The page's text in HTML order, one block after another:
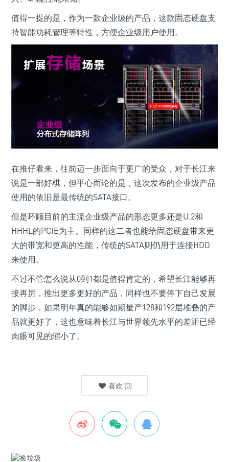
值得一提的是，作为一款企业级的产品，这款固态硬盘支
持智能功耗管理等特性，方便企业级用户使用。
在推仔看来，往前迈一步面向于更广的受众，对于长江来
说是一部好棋，但平心而论的是，这次发布的企业级产品
使用的依旧是最传统的SATA接口。
但是环顾目前的主流企业级产品的形态更多还是U.2和
HHHL的PCIE为主。同样的这二者也能给固态硬盘带来更
大的带宽和更高的性能，传统的SATA则仍用于连接HDD
来使用。
不过不管怎么说从0到1都是值得肯定的，希望长江能够再
接再厉，推出更多更好的产品，同样也不要停下自己发展
的脚步，如果明年真的能够如期量产128和192层堆叠的产
品就更好了，这也意味着长江与世界领先水平的差距已经
肉眼可见的缩小了。
喜欢 (0)